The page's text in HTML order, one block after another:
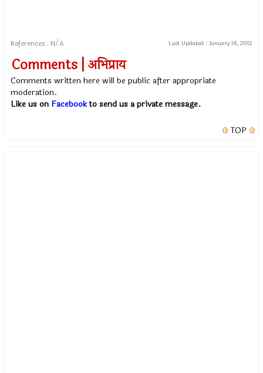
References : N/A Last Updated : January 18, 2012
Comments | अभिप्राय
Comments written here will be public after appropriate
moderation.
Like us on Facebookto send us a private message.
TOP